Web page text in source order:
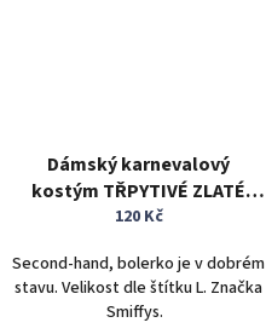
Dámský karnevalový
kostým TŘPYTIVÉ ZLATÉ
BOLERKO - leopardí vzor -
120 Kč
Second-hand, bolerko je v dobrém
stavu. Velikost dle štítku L. Značka
Smiffys.